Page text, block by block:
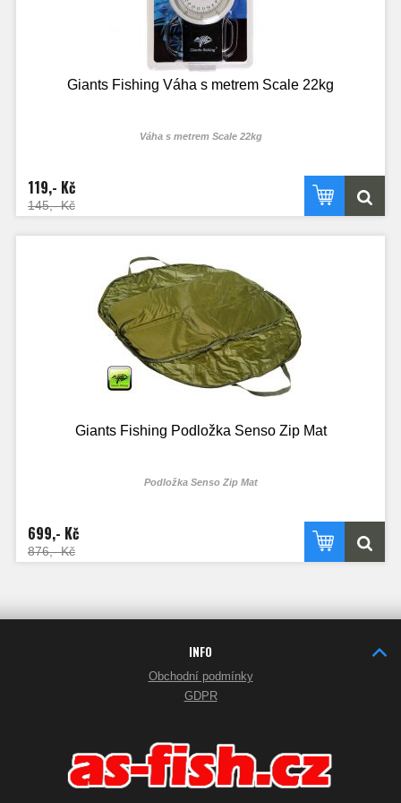
Giants Fishing Váha s metrem Scale 22kg
Váha s metrem Scale 22kg
119,- Kč
145,- Kč
Giants Fishing Podložka Senso Zip Mat
Podložka Senso Zip Mat
699,- Kč
876,- Kč
INFO
Obchodní podmínky
GDPR